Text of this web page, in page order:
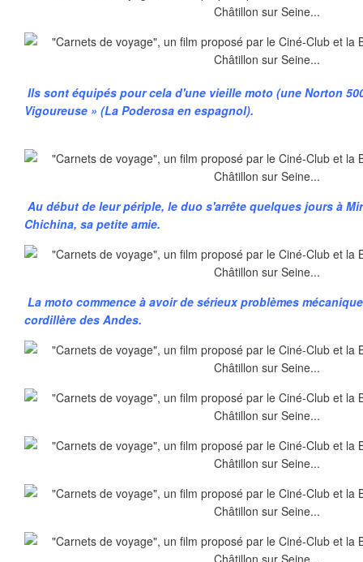
Ils sont équipés pour cela d'une vieille moto (une Norton
Vigoureuse » (La Poderosa en espagnol).
Au début de leur périple, le duo s'arrête quelques jours à
Chichina, sa petite amie.
La moto commence à avoir de sérieux problèmes
cordillère des Andes.